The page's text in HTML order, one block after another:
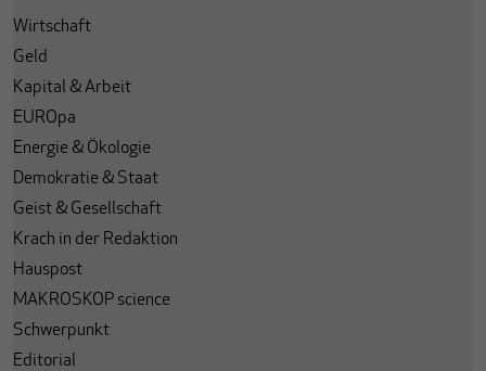
Wirtschaft
Geld
Kapital & Arbeit
EUROpa
Energie & Ökologie
Demokratie & Staat
Geist & Gesellschaft
Krach in der Redaktion
Hauspost
MAKROSKOP science
Schwerpunkt
Editorial